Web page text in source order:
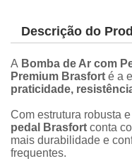
Descrição do
A Bomba de Ar com
Premium Brasfort é a
praticidade,
Com estrutura robusta
pedal Brasfort conta
mais durabilidade e
frequentes.